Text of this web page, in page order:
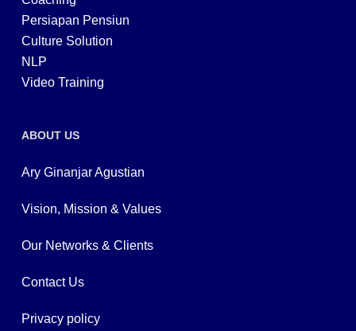
Persiapan Pensiun
Culture Solution
NLP
Video Training
ABOUT US
Ary Ginanjar Agustian
Vision, Mission & Values
Our Networks & Clients
Contact Us
Privacy policy